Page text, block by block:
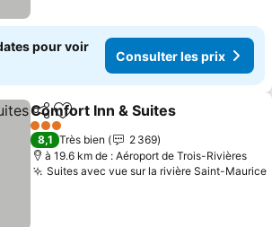
pour voir
Consulter les prix
PartagerAjouter à mes favoris
Comfort Inn & Suites
3 Étoiles
8,1 Très bien
2 369
à 19.6 km de : Aéroport de Trois-Rivières
Suites avec vue sur la rivière Saint-Maurice